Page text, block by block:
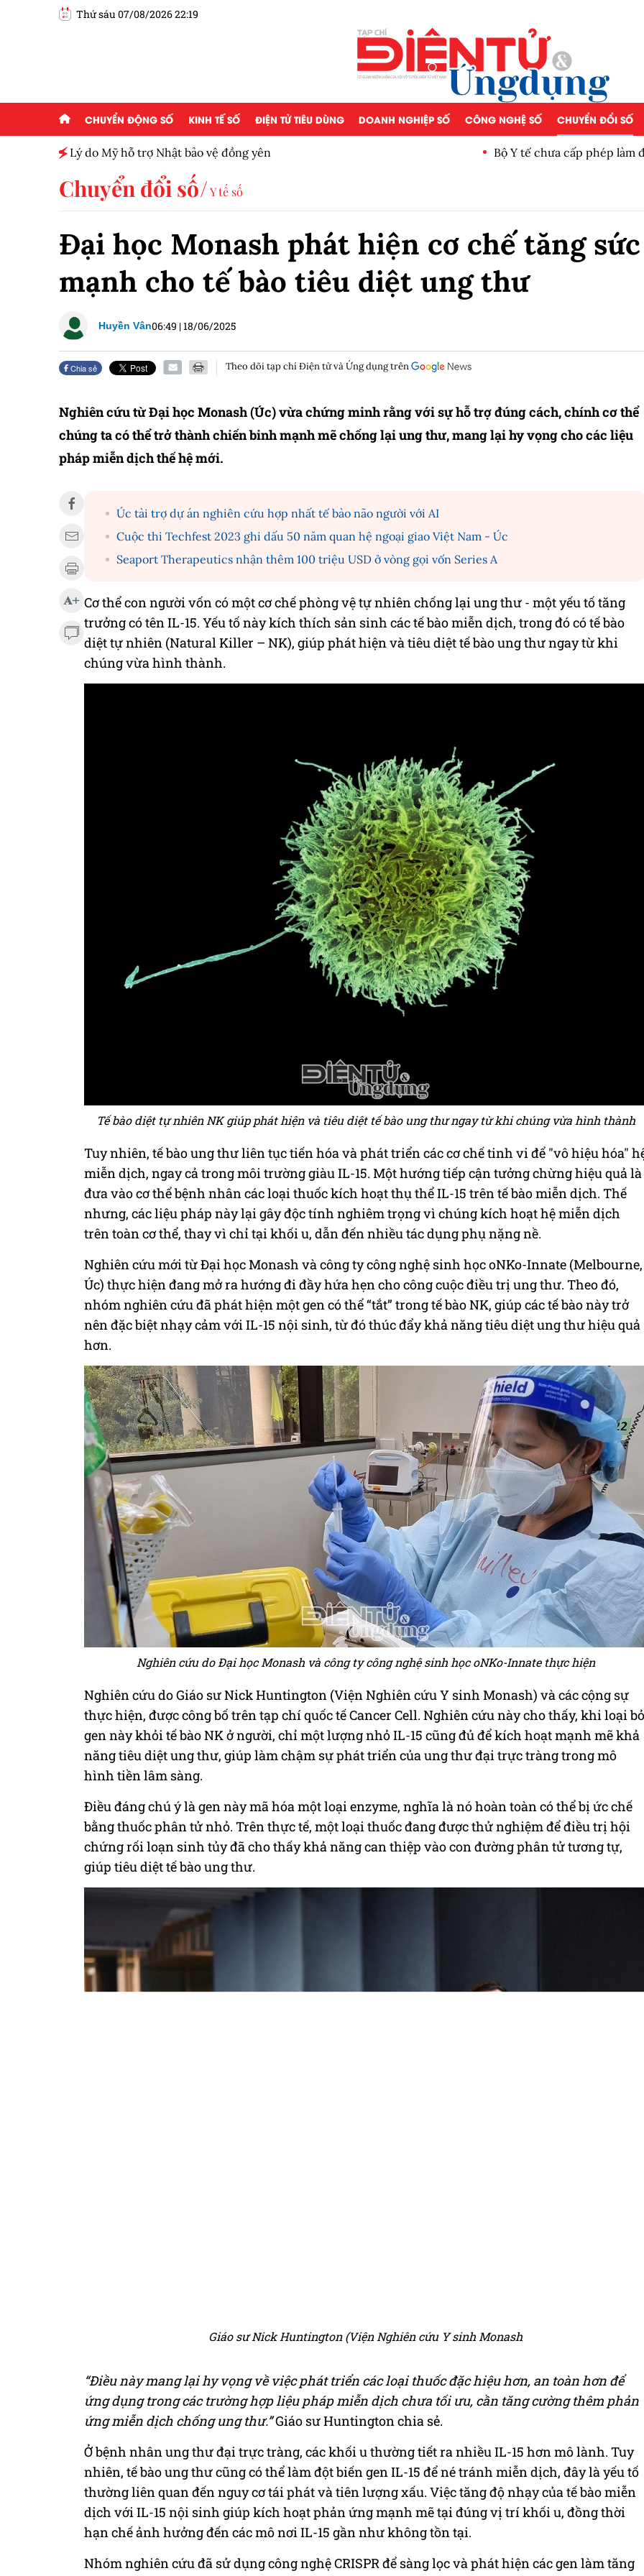
Thứ sáu 07/08/2026 22:19
CHUYỂN ĐỘNG SỐ KINH TẾ SỐ ĐIỆN TỬ TIÊU DÙNG DOANH NGHIỆP SỐ CÔNG NGHỆ SỐ CHUYỂN ĐỔI SỐ
Bộ Y tế chưa cấp phép làm đẹp bằng tế bào gốc người Copy/Paste
Chuyển đổi số Y tế số
Đại học Monash phát hiện cơ chế tăng sức
mạnh cho tế bào tiêu diệt ung thư
Huyền Vân06:49 |18/06/2025
Chia sẻ Theo dõi tạp chí Điện tử và Ứng dụng trên
Nghiên cứu từ Đại học Monash (Úc) vừa chứng minh rằng với sự hỗ trợ đúng cách, chính cơ thể
chúng ta có thể trở thành chiến binh mạnh mẽ chống lại ung thư, mang lại hy vọng cho các liệu
pháp miễn dịch thế hệ mới.
Úc tài trợ dự án nghiên cứu hợp nhất tế bào não người với AI
Cuộc thi Techfest 2023 ghi dấu 50 năm quan hệ ngoại giao Việt Nam - Úc
Seaport Therapeutics nhận thêm 100 triệu USD ở vòng gọi vốn Series A
Cơ thể con người vốn có một cơ chế phòng vệ tự nhiên chống lại ung thư - một yếu tố tăng
trưởng có tên IL-15. Yếu tố này kích thích sản sinh các tế bào miễn dịch, trong đó có tế bào
diệt tự nhiên (Natural Killer – NK), giúp phát hiện và tiêu diệt tế bào ung thư ngay từ khi
chúng vừa hình thành.
Tế bào diệt tự nhiên NK giúp phát hiện và tiêu diệt tế bào ung thư ngay từ khi chúng vừa hình thành
Tuy nhiên, tế bào ung thư liên tục tiến hóa và phát triển các cơ chế tinh vi để "vô hiệu hóa"
miễn dịch, ngay cả trong môi trường giàu IL-15. Một hướng tiếp cận tưởng chừng hiệu quả là
đưa vào cơ thể bệnh nhân các loại thuốc kích hoạt thụ thể IL-15 trên tế bào miễn dịch. Thế
nhưng, các liệu pháp này lại gây độc tính nghiêm trọng vì chúng kích hoạt hệ miễn dịch
trên toàn cơ thể, thay vì chỉ tại khối u, dẫn đến nhiều tác dụng phụ nặng nề.
Nghiên cứu mới từ Đại học Monash và công ty công nghệ sinh học oNKo-Innate (Melbourne,
Úc) thực hiện đang mở ra hướng đi đầy hứa hẹn cho công cuộc điều trị ung thư. Theo đó,
nhóm nghiên cứu đã phát hiện một gen có thể “tắt” trong tế bào NK, giúp các tế bào này trở
nên đặc biệt nhạy cảm với IL-15 nội sinh, từ đó thúc đẩy khả năng tiêu diệt ung thư hiệu quả
hơn.
Nghiên cứu do Đại học Monash và công ty công nghệ sinh học oNKo-Innate thực hiện
Nghiên cứu do Giáo sư Nick Huntington (Viện Nghiên cứu Y sinh Monash) và các cộng sự
thực hiện, được công bố trên tạp chí quốc tế Cancer Cell. Nghiên cứu này cho thấy, khi loại bỏ
gen này khỏi tế bào NK ở người, chỉ một lượng nhỏ IL-15 cũng đủ để kích hoạt mạnh mẽ khả
năng tiêu diệt ung thư, giúp làm chậm sự phát triển của ung thư đại trực tràng trong mô
hình tiền lâm sàng.
Điều đáng chú ý là gen này mã hóa một loại enzyme, nghĩa là nó hoàn toàn có thể bị ức chế
bằng thuốc phân tử nhỏ. Trên thực tế, một loại thuốc đang được thử nghiệm để điều trị hội
chứng rối loạn sinh tủy đã cho thấy khả năng can thiệp vào con đường phân tử tương tự,
giúp tiêu diệt tế bào ung thư.
Giáo sư Nick Huntington (Viện Nghiên cứu Y sinh Monash
“Điều này mang lại hy vọng về việc phát triển các loại thuốc đặc hiệu hơn, an toàn hơn để
ứng dụng trong các trường hợp liệu pháp miễn dịch chưa tối ưu, cần tăng cường thêm phản
ứng miễn dịch chống ung thư.”Giáo sư Huntington chia sẻ.
Ở bệnh nhân ung thư đại trực tràng, các khối u thường tiết ra nhiều IL-15 hơn mô lành. Tuy
nhiên, tế bào ung thư cũng có thể làm đột biến gen IL-15 để né tránh miễn dịch, đây là yếu tố
thường liên quan đến nguy cơ tái phát và tiên lượng xấu. Việc tăng độ nhạy của tế bào miễn
dịch với IL-15 nội sinh giúp kích hoạt phản ứng mạnh mẽ tại đúng vị trí khối u, đồng thời
hạn chế ảnh hưởng đến các mô nơi IL-15 gần như không tồn tại.
Nhóm nghiên cứu đã sử dụng công nghệ CRISPR để sàng lọc và phát hiện các gen làm tăng